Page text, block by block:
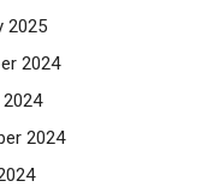
2025
2024
2024